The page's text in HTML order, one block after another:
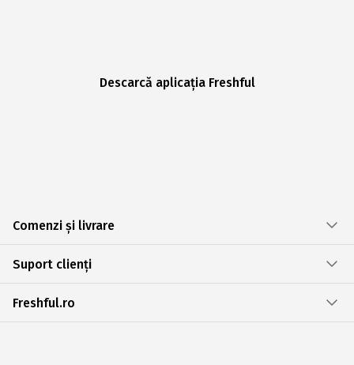
Descarcă aplicația Freshful
Comenzi și livrare
Suport clienți
Freshful.ro